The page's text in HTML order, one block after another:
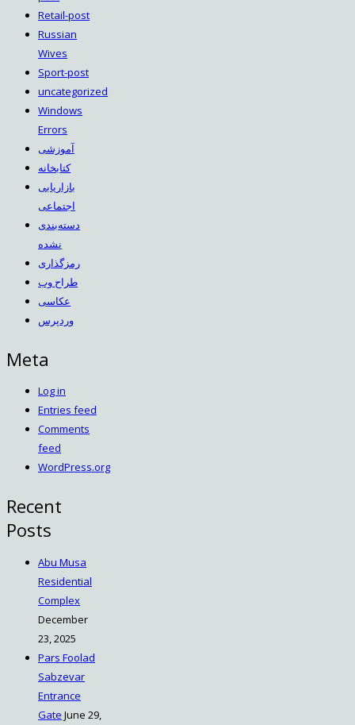
Retail-post
Russian
Wives
Sport-post
uncategorized
Windows
Errors
آموزشی
کتابخانه
بازاریابی
اجتماعی
دسته‌بندی
نشده
رمزگذاری
طراح وب
عکاسی
وردپرس
Meta
Log in
Entries feed
Comments
feed
WordPress.org
Recent
Posts
Abu Musa
Residential
Complex
December
23, 2025
Pars Foolad
Sabzevar
Entrance
Gate June 29,